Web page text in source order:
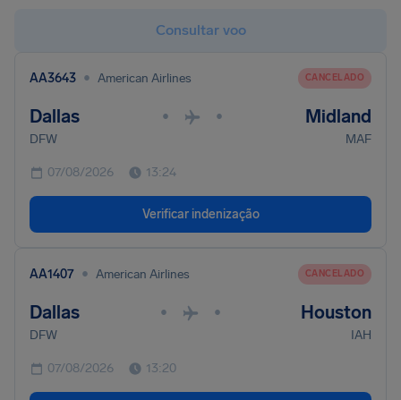
Consultar voo
AA3643 • American Airlines CANCELADO
Dallas • • Midland
DFW MAF
07/08/2026 13:24
Verificar indenização
AA1407 • American Airlines CANCELADO
Dallas • • Houston
DFW IAH
07/08/2026 13:20